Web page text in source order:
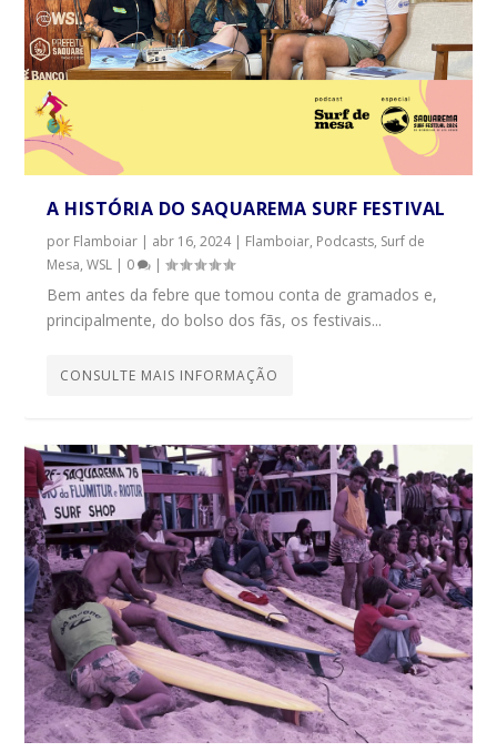
A HISTÓRIA DO SAQUAREMA SURF FESTIVAL
por Flamboiar | abr 16, 2024| Flamboiar, Podcasts, Surf de
Mesa,WSL | 0 |
Bem antes da febre que tomou conta de gramados e,
principalmente, do bolso dos fãs, os festivais...
CONSULTE MAIS INFORMAÇÃO